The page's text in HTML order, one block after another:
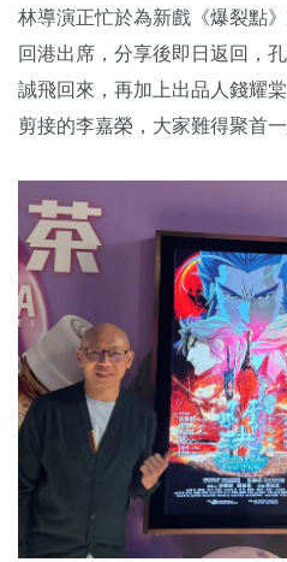
林導演正忙於為新戲《爆裂點
回港出席，分享後即日返回，
誠飛回來，再加上出品人錢耀
剪接的李嘉榮，大家難得聚首一